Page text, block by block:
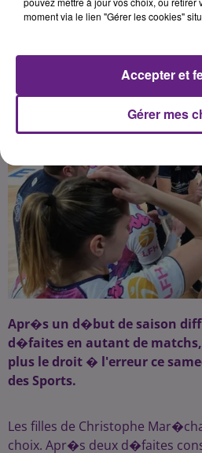
Publié : 9 septembre 2017 à
Apr�s un d�but de saison
d�faites en autant de
plus le droit � l'erreur ce
des Sports.
Les filles de Christophe
choix. Apr�s deux d�faites
moment via le lien "Gérer les cookies"
Gérer mes
Accepter et